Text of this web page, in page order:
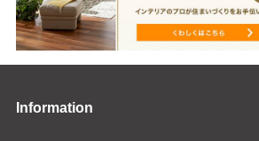
Information